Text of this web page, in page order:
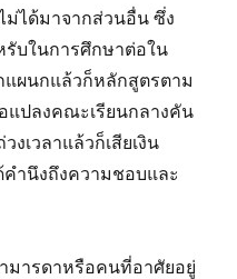
ม่ได้มาจากส่วนอื่น ซึ่ง
รับในการศึกษาต่อใน
แผนกแล้วก็หลักสูตรตาม
แปลงคณะเรียนกลางคัน
งเวลาแล้วก็เสียเงิน
ำนึงถึงความชอบและ
มารดาหรือคนที่อาศัยอยู่